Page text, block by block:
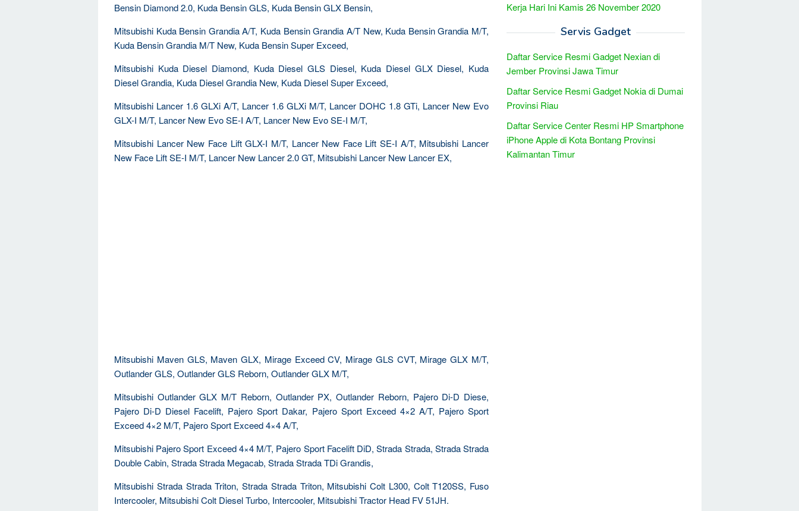
Bensin Diamond 2.0, Kuda Bensin GLS, Kuda Bensin GLX Bensin,
Mitsubishi Kuda Bensin Grandia A/T, Kuda Bensin Grandia A/T New, Kuda Bensin Grandia M/T,
Kuda Bensin Grandia M/T New, Kuda Bensin Super Exceed,
Mitsubishi Kuda Diesel Diamond, Kuda Diesel GLS Diesel, Kuda Diesel GLX Diesel, Kuda
Diesel Grandia, Kuda Diesel Grandia New, Kuda Diesel Super Exceed,
Mitsubishi Lancer 1.6 GLXi A/T, Lancer 1.6 GLXi M/T, Lancer DOHC 1.8 GTi, Lancer New Evo
GLX-I M/T, Lancer New Evo SE-I A/T, Lancer New Evo SE-I M/T,
Mitsubishi Lancer New Face Lift GLX-I M/T, Lancer New Face Lift SE-I A/T, Mitsubishi Lancer
New Face Lift SE-I M/T, Lancer New Lancer 2.0 GT, Mitsubishi Lancer New Lancer EX,
Mitsubishi Maven GLS, Maven GLX, Mirage Exceed CV, Mirage GLS CVT, Mirage GLX M/T,
Outlander GLS, Outlander GLS Reborn, Outlander GLX M/T,
Mitsubishi Outlander GLX M/T Reborn, Outlander PX, Outlander Reborn, Pajero Di-D Diese,
Pajero Di-D Diesel Facelift, Pajero Sport Dakar, Pajero Sport Exceed 4×2 A/T, Pajero Sport
Exceed 4×2 M/T, Pajero Sport Exceed 4×4 A/T,
Mitsubishi Pajero Sport Exceed 4×4 M/T, Pajero Sport Facelift DiD, Strada Strada, Strada Strada
Double Cabin, Strada Strada Megacab, Strada Strada TDi Grandis,
Mitsubishi Strada Strada Triton, Strada Strada Triton, Mitsubishi Colt L300, Colt T120SS, Fuso
Intercooler, Mitsubishi Colt Diesel Turbo, Intercooler, Mitsubishi Tractor Head FV 51JH.
Kerja Hari Ini Kamis 26 November 2020
Servis Gadget
Daftar Service Resmi Gadget Nexian di
Jember Provinsi Jawa Timur
Daftar Service Resmi Gadget Nokia di Dumai
Provinsi Riau
Daftar Service Center Resmi HP Smartphone
iPhone Apple di Kota Bontang Provinsi
Kalimantan Timur